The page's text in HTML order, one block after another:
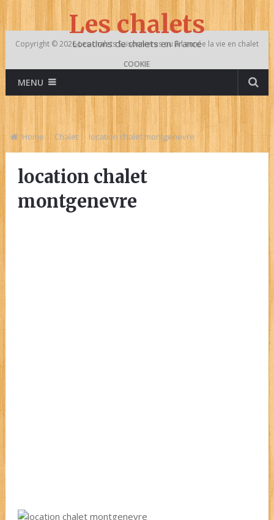
Les chalets
Locations de chalets en France
MENU
Home Chalet location chalet montgenevre
location chalet
montgenevre
Copyright © 2026Les chaletsSaisonnieres ou à l année la vie en chalet
COOKIE